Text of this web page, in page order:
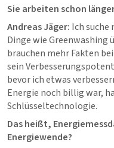
Sie arbeiten schon
Andreas Jäger: Ich
Dinge wie Greenwashing
brauchen mehr Fakten
sein
bevor ich etwas
Energie noch billig war,
Schlüsseltechnologie.
Das heißt,
Energiewende?